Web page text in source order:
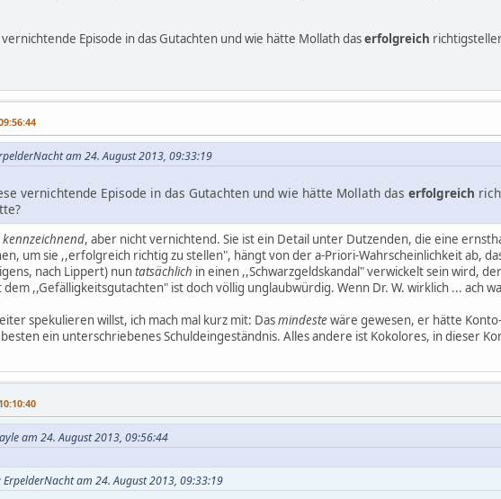
Episode in das Gutachten und wie hätte Mollath daserfolgreich
am 24. August 2013, 09:33:19
vernichtende Episode in das Gutachten und wie hätte Mollath das erfolgreich
kennzeichnend, aber nicht vernichtend. Sie ist ein Detail unter Dutzenden, die eine
um sie ,,erfolgreich richtig zu stellen", hängt von der a-Priori-Wahrscheinlichkeit ab,
nach Lippert) nuntatsächlich in einen ,,Schwarzgeldskandal" verwickelt sein wird,
dem ,,Gefälligkeitsgutachten" ist doch völlig unglaubwürdig. Wenn Dr. W. wirklich ... ach
spekulieren willst, ich mach mal kurz mit: Dasmindestewäre gewesen, er hätte
ein unterschriebenes Schuldeingeständnis. Alles andere ist Kokolores, in dieser
am 24. August 2013, 09:56:44
am 24. August 2013, 09:33:19